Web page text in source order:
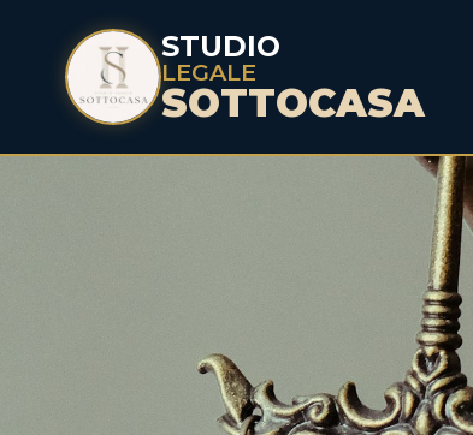
STUDIO
LEGALE
SOTTOCASA